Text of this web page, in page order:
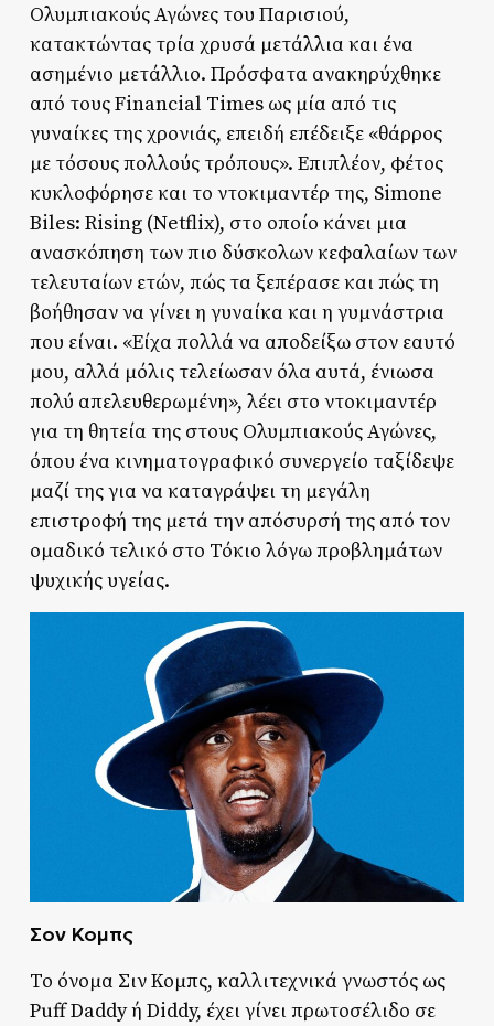
Ολυμπιακούς Αγώνες του Παρισιού,
κατακτώντας τρία χρυσά μετάλλια και ένα
ασημένιο μετάλλιο. Πρόσφατα ανακηρύχθηκε
από τους Financial Times ως μία από τις
γυναίκες της χρονιάς, επειδή επέδειξε «θάρρος
με τόσους πολλούς τρόπους». Επιπλέον, φέτος
κυκλοφόρησε και το ντοκιμαντέρ της, Simone
Biles: Rising (Netflix), στο οποίο κάνει μια
ανασκόπηση των πιο δύσκολων κεφαλαίων των
τελευταίων ετών, πώς τα ξεπέρασε και πώς τη
βοήθησαν να γίνει η γυναίκα και η γυμνάστρια
που είναι. «Είχα πολλά να αποδείξω στον εαυτό
μου, αλλά μόλις τελείωσαν όλα αυτά, ένιωσα
πολύ απελευθερωμένη», λέει στο ντοκιμαντέρ
για τη θητεία της στους Ολυμπιακούς Αγώνες,
όπου ένα κινηματογραφικό συνεργείο ταξίδεψε
μαζί της για να καταγράψει τη μεγάλη
επιστροφή της μετά την απόσυρσή της από τον
ομαδικό τελικό στο Τόκιο λόγω προβλημάτων
ψυχικής υγείας.
Σον Κομπς
Το όνομα Σιν Κομπς, καλλιτεχνικά γνωστός ως
Puff Daddy ή Diddy, έχει γίνει πρωτοσέλιδο σε